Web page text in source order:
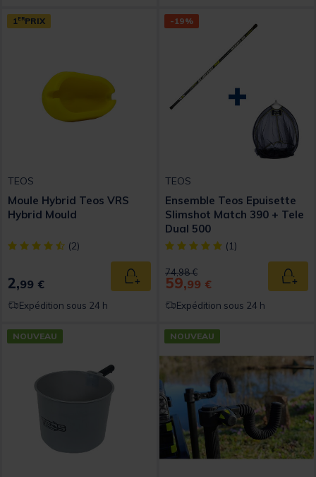
1 ERPRIX
TEOS
Moule Hybrid Teos VRS
Hybrid Mould
[object Object] out of 5 Customer Rating
(2)
2,99 € Ajouter au panier
Expédition sous 24 h
-19%
TEOS
Ensemble Teos Epuisette
Slimshot Match 390 + Tele
Dual 500
[object Object] out of 5
(1)
Price reduced from
74,98 €to
59,99 €
Expédition sous 24 h
NOUVEAU NOUVEAU